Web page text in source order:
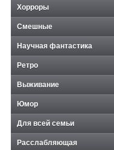
Хорроры
Смешные
Научная фантастика
Ретро
Выживание
Юмор
Для всей семьи
Расслабляющая